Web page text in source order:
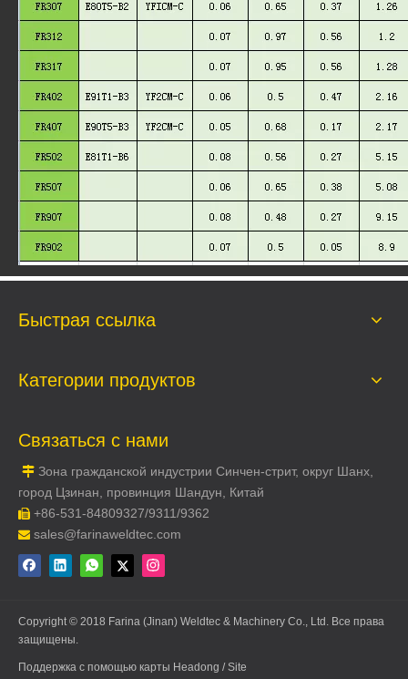
Быстрая ссылка
Категории продуктов
Связаться с нами
 Зона гражданской индустрии Синчен-стрит, округ Шанх,
город Цзинан, провинция Шандун, Китай
 +86-531-84809327/9311/9362
 sales@farinaweldtec.com
Copyright © 2018 Farina (Jinan) Weldtec & Machinery Co., Ltd. Все права
защищены.
Поддержка с помощью карты Headong / Site